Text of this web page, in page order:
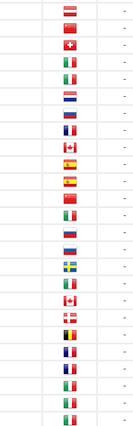
-
-
-
-
-
-
-
-
-
-
-
-
-
-
-
-
-
-
-
-
-
-
-
-
-